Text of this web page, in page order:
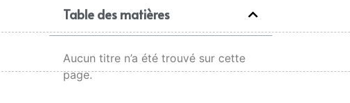
Table des matières
Aucun titre n’a été trouvé sur cette
page.